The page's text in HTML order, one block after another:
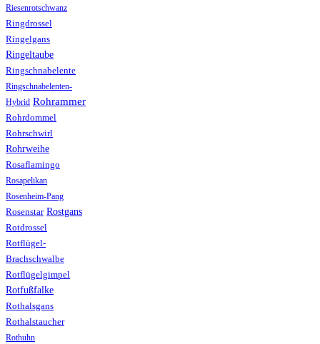
Riesenrotschwanz
Ringdrossel
Ringelgans
Ringeltaube
Ringschnabelente
Ringschnabelenten-
Hybrid Rohrammer
Rohrdommel
Rohrschwirl
Rohrweihe
Rosaflamingo
Rosapelikan
Rosenheim-Pang
Rosenstar Rostgans
Rotdrossel
Rotflügel-
Brachschwalbe
Rotflügelgimpel
Rotfußfalke
Rothalsgans
Rothalstaucher
Rothuhn